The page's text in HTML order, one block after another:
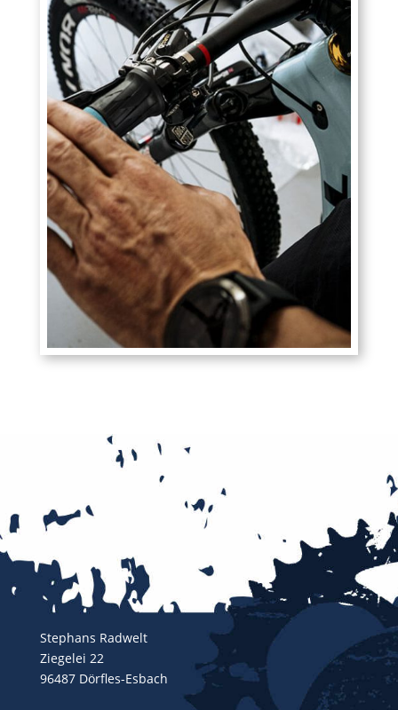
Stephans Radwelt
Ziegelei 22
96487 Dörfles-Esbach